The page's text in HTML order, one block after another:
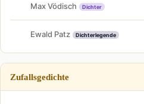
Max Vödisch Dichter
Ewald Patz Dichterlegende
Zufallsgedichte